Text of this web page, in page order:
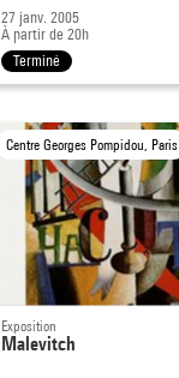
27 janv. 2005
À partir de 20h
Terminé
Centre Georges Pompidou, Paris
Exposition
Malevitch